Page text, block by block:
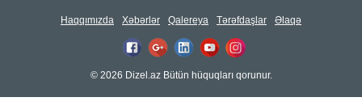
Haqqımızda Xəbərlər Qalereya Tərəfdaşlar Əlaqə
© 2026 Dizel.az Bütün hüquqları qorunur.